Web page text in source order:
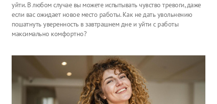
уйти. В любом случае вы можете испытывать чувство тревоги, даже
если вас ожидает новое место работы. Как не дать увольнению
пошатнуть уверенность в завтрашнем дне и уйти с работы
максимально комфортно?